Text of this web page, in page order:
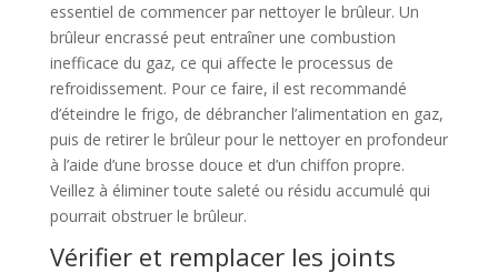
essentiel de commencer par nettoyer le brûleur. Un
brûleur encrassé peut entraîner une combustion
inefficace du gaz, ce qui affecte le processus de
refroidissement. Pour ce faire, il est recommandé
d’éteindre le frigo, de débrancher l’alimentation en gaz,
puis de retirer le brûleur pour le nettoyer en profondeur
à l’aide d’une brosse douce et d’un chiffon propre.
Veillez à éliminer toute saleté ou résidu accumulé qui
pourrait obstruer le brûleur.
Vérifier et remplacer les joints